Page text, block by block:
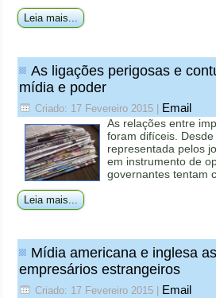
Leia mais...
As ligações perigosas e
mídia e poder
Criado: 17 Fevereiro 2015 Email
As relações entre
foram difíceis. Desde
representada pelos
em instrumento de
governantes tentam
Leia mais...
Mídia americana e inglesa
empresários estrangeiros
Criado: 17 Fevereiro 2015 Email